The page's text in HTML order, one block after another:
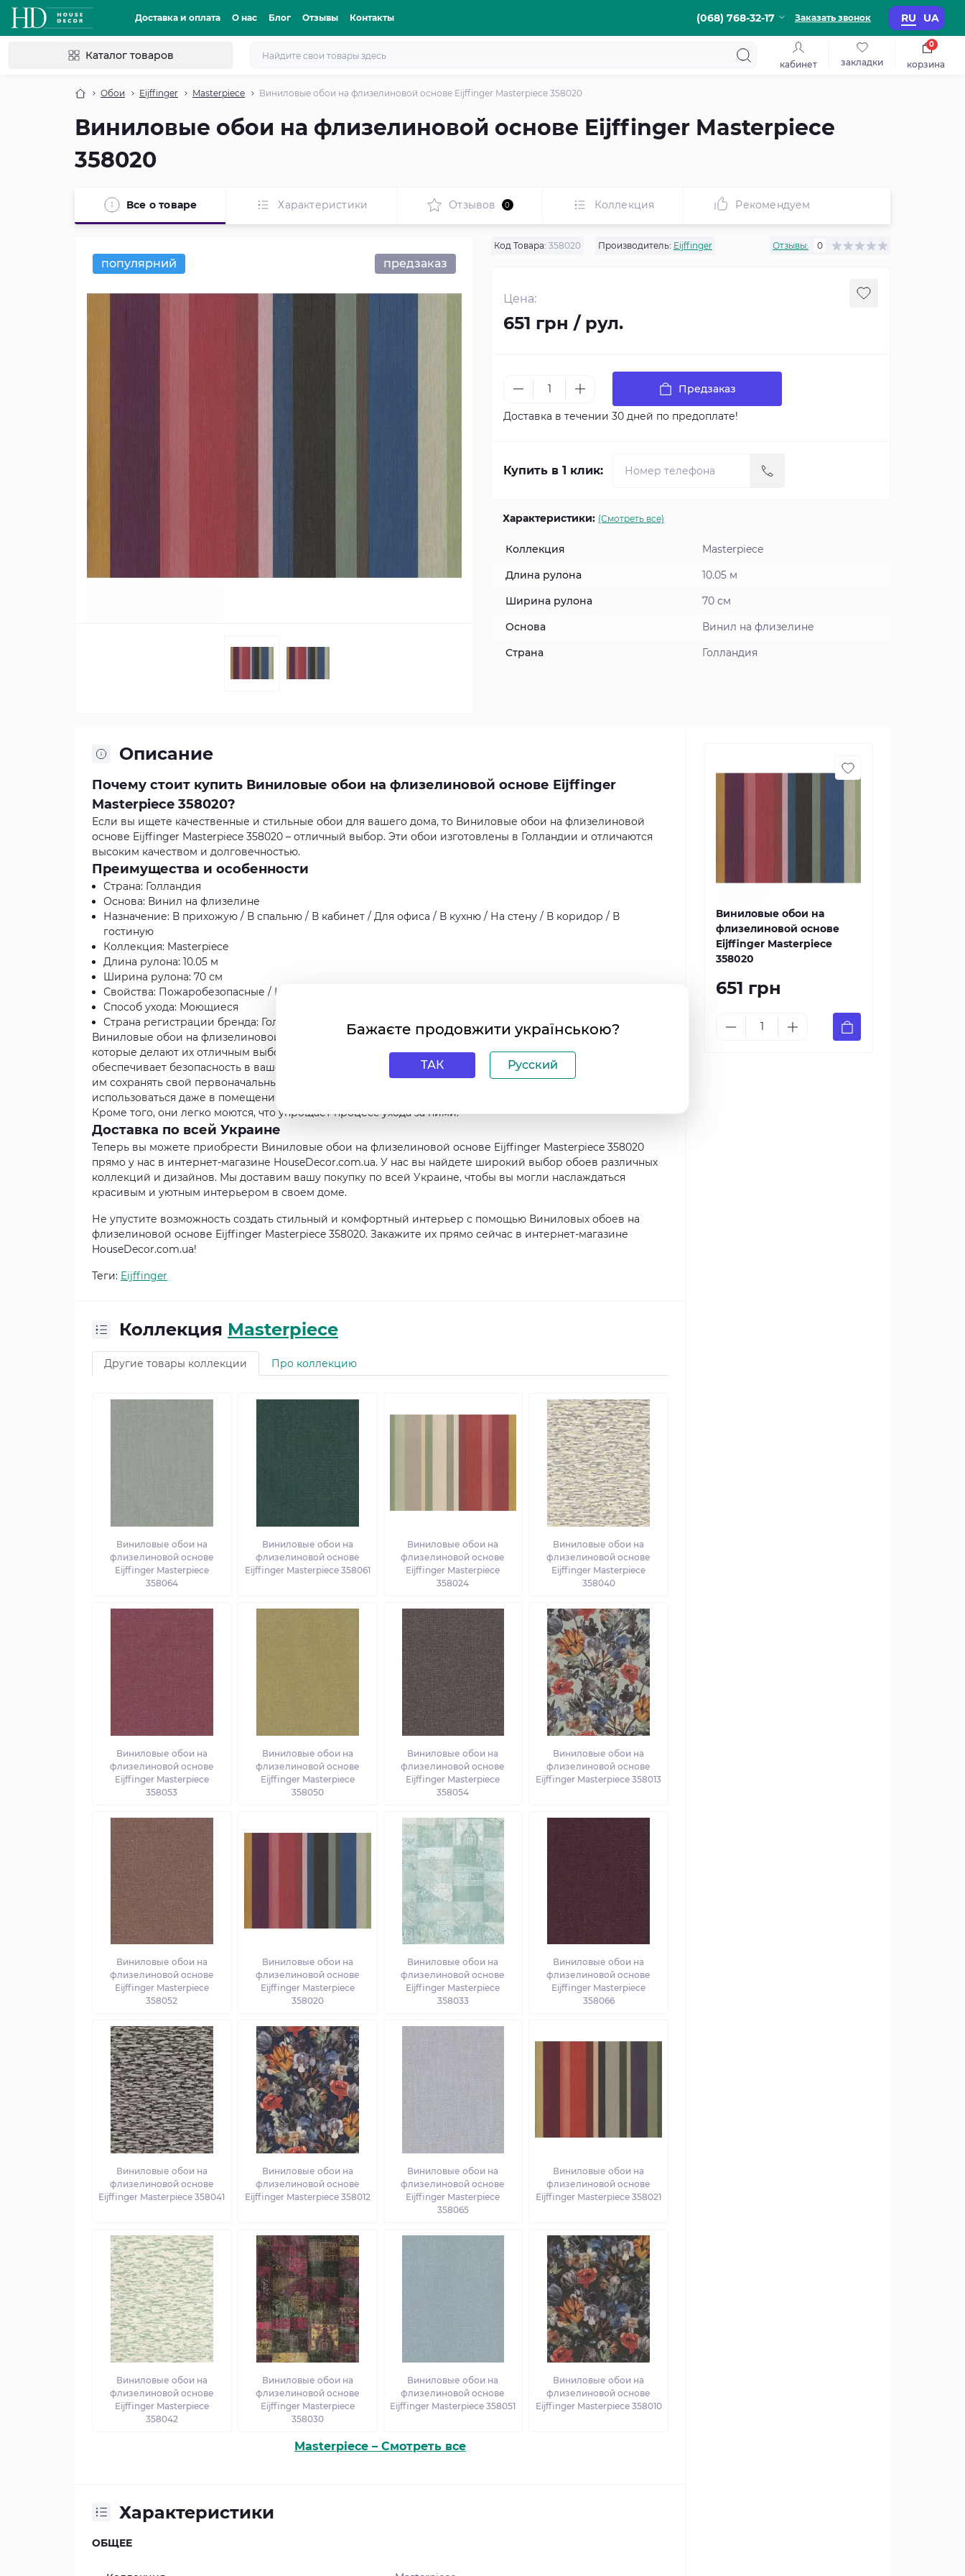
Доставка и оплата О нас Блог Отзывы Контакты (068) 768-32-17 Заказать звонок RU UA
Каталог товаров
кабинет закладки корзина
0
Обои Eijffinger Masterpiece Виниловые обои на флизелиновой основе Eijffinger Masterpiece 358020
Виниловые обои на флизелиновой основе Eijffinger Masterpiece
358020
Все о товаре Характеристики Отзывов 0 Коллекция Рекомендуем
популярний предзаказ
Код Товара: 358020 Производитель: Eijffinger Отзывы: 0
Цена:
651 грн / рул.
Предзаказ
Доставка в течении 30 дней по предоплате!
Купить в 1 клик:
Характеристики: (Смотреть все)
Коллекция Masterpiece
Длина рулона 10.05 м
Ширина рулона 70 см
Основа Винил на флизелине
Страна Голландия
Описание
Почему стоит купить Виниловые обои на флизелиновой основе Eijffinger
Masterpiece 358020?
Если вы ищете качественные и стильные обои для вашего дома, то Виниловые обои на флизелиновой
основе Eijffinger Masterpiece 358020 – отличный выбор. Эти обои изготовлены в Голландии и отличаются
высоким качеством и долговечностью.
Преимущества и особенности
Страна: Голландия
Основа: Винил на флизелине
Назначение: В прихожую / В спальню / В кабинет / Для офиса / В кухню / На стену / В коридор / В
гостиную
Коллекция: Masterpiece
Длина рулона: 10.05 м
Ширина рулона: 70 см
Свойства: Пожаробезопасные / Износостойкие / Влагостойкие / Моющиеся
Способ ухода: Моющиеся
Страна регистрации бренда: Голландия
Виниловые обои на флизелиновой основе Eijffinger Masterpiece 358020 имеют множество преимуществ,
которые делают их отличным выбором для вашего интерьера. Во-первых, они пожаробезопасные, что
обеспечивает безопасность в вашем доме или офисе. Во-вторых, эти обои износостойкие, что позволяет
им сохранять свой первоначальный вид долгое время. В-третьих, они влагостойкие, поэтому могут
использоваться даже в помещениях с повышенной влажностью, таких как ванная комната или кухня.
Кроме того, они легко моются, что упрощает процесс ухода за ними.
Доставка по всей Украине
Теперь вы можете приобрести Виниловые обои на флизелиновой основе Eijffinger Masterpiece 358020
прямо у нас в интернет-магазине HouseDecor.com.ua. У нас вы найдете широкий выбор обоев различных
коллекций и дизайнов. Мы доставим вашу покупку по всей Украине, чтобы вы могли наслаждаться
красивым и уютным интерьером в своем доме.
Не упустите возможность создать стильный и комфортный интерьер с помощью Виниловых обоев на
флизелиновой основе Eijffinger Masterpiece 358020. Закажите их прямо сейчас в интернет-магазине
HouseDecor.com.ua!
Теги: Eijffinger
Коллекция Masterpiece
Другие товары коллекции Про коллекцию
Виниловые обои на
флизелиновой основе
Eijffinger Masterpiece
358064
Виниловые обои на
флизелиновой основе
Eijffinger Masterpiece 358061
Виниловые обои на
флизелиновой основе
Eijffinger Masterpiece
358024
Виниловые обои на
флизелиновой основе
Eijffinger Masterpiece
358040
Виниловые обои на
флизелиновой основе
Eijffinger Masterpiece
358053
Виниловые обои на
флизелиновой основе
Eijffinger Masterpiece
358050
Виниловые обои на
флизелиновой основе
Eijffinger Masterpiece
358054
Виниловые обои на
флизелиновой основе
Eijffinger Masterpiece 358013
Виниловые обои на
флизелиновой основе
Eijffinger Masterpiece
358052
Виниловые обои на
флизелиновой основе
Eijffinger Masterpiece
358020
Виниловые обои на
флизелиновой основе
Eijffinger Masterpiece
358033
Виниловые обои на
флизелиновой основе
Eijffinger Masterpiece
358066
Виниловые обои на
флизелиновой основе
Eijffinger Masterpiece 358041
Виниловые обои на
флизелиновой основе
Eijffinger Masterpiece 358012
Виниловые обои на
флизелиновой основе
Eijffinger Masterpiece
358065
Виниловые обои на
флизелиновой основе
Eijffinger Masterpiece 358021
Виниловые обои на
флизелиновой основе
Eijffinger Masterpiece
358042
Виниловые обои на
флизелиновой основе
Eijffinger Masterpiece
358030
Виниловые обои на
флизелиновой основе
Eijffinger Masterpiece 358051
Виниловые обои на
флизелиновой основе
Eijffinger Masterpiece 358010
Masterpiece – Смотреть все
Характеристики
ОБЩЕЕ
Виниловые обои на
флизелиновой основе
Eijffinger Masterpiece
358020
651 грн
Бажаєте продовжити українською?
ТАК Русский